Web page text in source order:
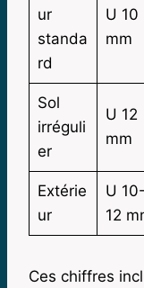
ur
standa
rd
U 10
mm
Sol
irréguli
er
U 12
mm
Extérie
ur
U 10-
12
Ces chiffres